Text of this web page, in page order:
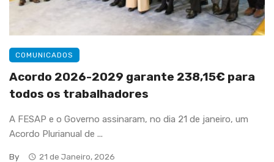
COMUNICADOS
Acordo 2026-2029 garante 238,15€ para
todos os trabalhadores
A FESAP e o Governo assinaram, no dia 21 de janeiro, um
Acordo Plurianual de ...
By 21 de Janeiro, 2026